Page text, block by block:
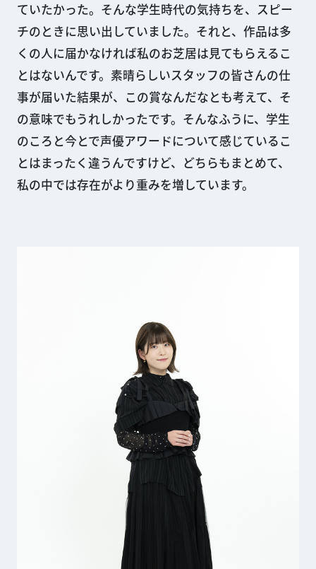
ていたかった。そんな学生時代の気持ちを、スピー
チのときに思い出していました。それと、作品は多
くの人に届かなければ私のお芝居は見てもらえるこ
とはないんです。素晴らしいスタッフの皆さんの仕
事が届いた結果が、この賞なんだなとも考えて、そ
の意味でもうれしかったです。そんなふうに、学生
のころと今とで声優アワードについて感じているこ
とはまったく違うんですけど、どちらもまとめて、
私の中では存在がより重みを増しています。